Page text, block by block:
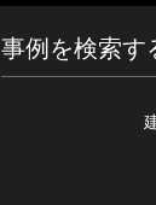
事例を検索す